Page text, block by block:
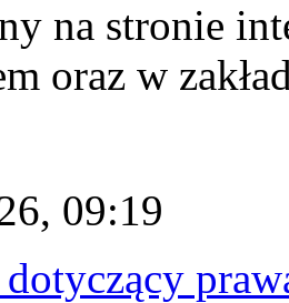
na stronie
oraz w
09:19